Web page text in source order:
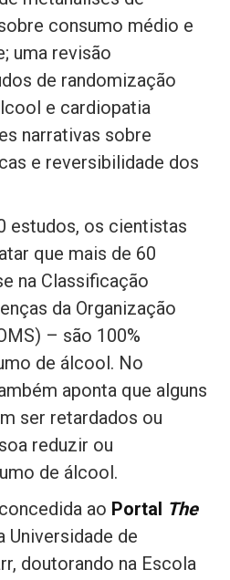
consumo médio e
uma revisão
de randomização
e cardiopatia
narrativas sobre
e reversibilidade dos
estudos, os cientistas
que mais de 60
na Classificação
da Organização
– são 100%
de álcool. No
aponta que alguns
ser retardados ou
reduzir ou
de álcool.
ao Portal The
Universidade de
doutorando na Escola